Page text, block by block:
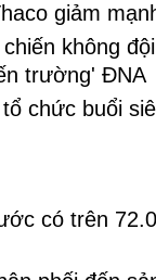
giảm
chiến không
trường' ĐNA
chức buổi
có trên